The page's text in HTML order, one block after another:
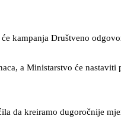
kampanja Društveno
a Ministarstvo će
da kreiramo dugoročnije